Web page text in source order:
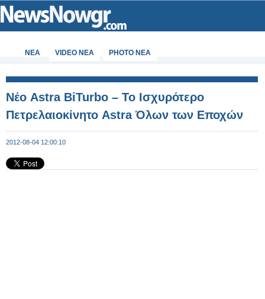
ΝΕΑ VIDEO NEA PHOTO NEA
Νέο Astra BiTurbo – Το Ισχυρότερο
Πετρελαιοκίνητο Astra Όλων των Εποχών
2012-08-04 12:00:10